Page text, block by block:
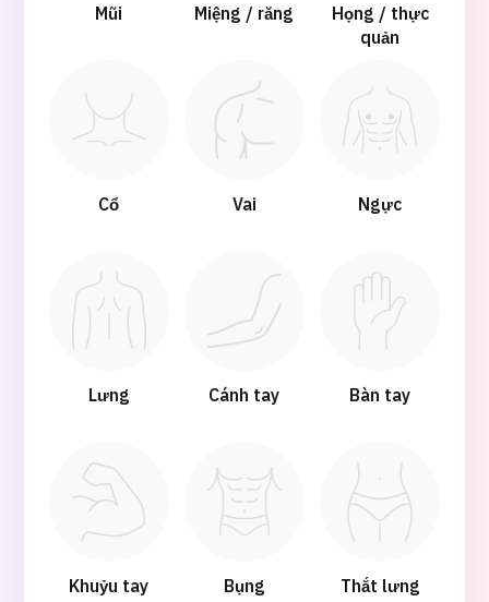
Mũi Miệng / răng
Họng / thực
quản
Cổ Vai Ngực
Lưng Cánh tay Bàn tay
Khuỷu tay Bụng Thắt lưng